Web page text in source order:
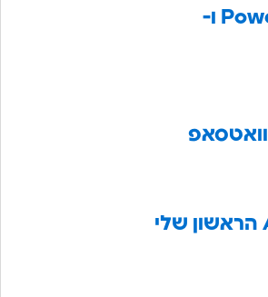
וובינר Power Users ו-
בניית סוכן ה-AI הראשון שלי